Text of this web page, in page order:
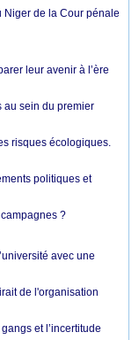
Niger de la Cour pénale
leur avenir à l’ère
au sein du premier
risques écologiques.
politiques et
?
avec une
de l'organisation
et l’incertitude